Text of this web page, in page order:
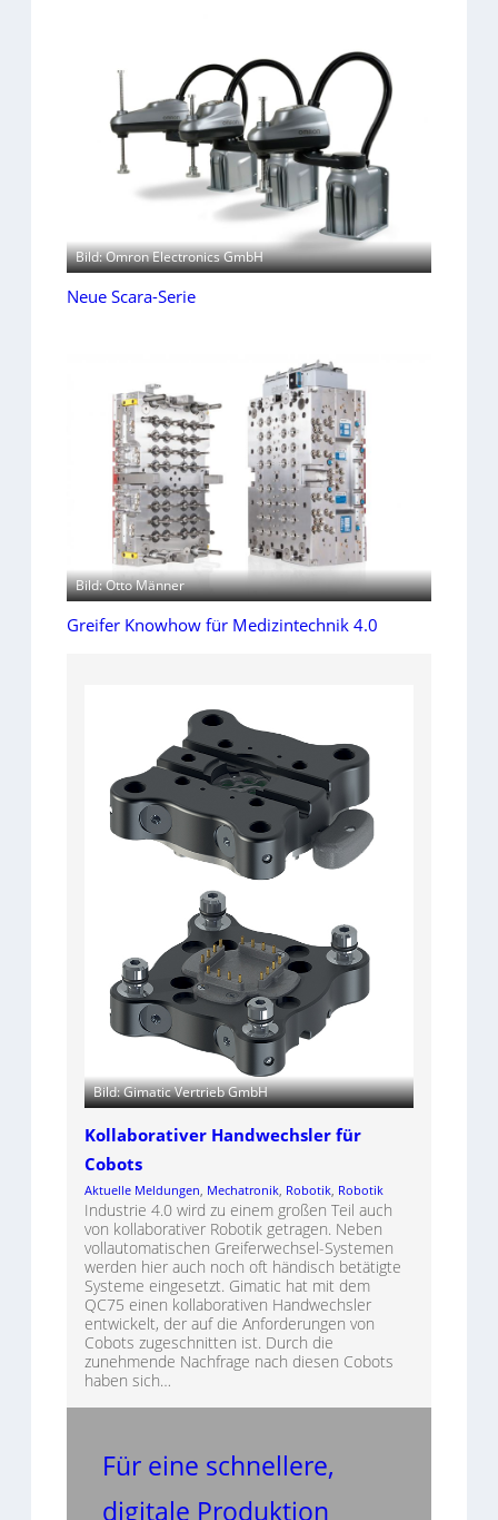
Bild: Omron Electronics GmbH
Neue Scara-Serie
Bild: Otto Männer
Greifer Knowhow für Medizintechnik 4.0
Bild: Gimatic Vertrieb GmbH
Kollaborativer Handwechsler für
Cobots
Aktuelle Meldungen, Mechatronik, Robotik, Robotik
Industrie 4.0 wird zu einem großen Teil auch
von kollaborativer Robotik getragen. Neben
vollautomatischen Greiferwechsel-Systemen
werden hier auch noch oft händisch betätigte
Systeme eingesetzt. Gimatic hat mit dem
QC75 einen kollaborativen Handwechsler
entwickelt, der auf die Anforderungen von
Cobots zugeschnitten ist. Durch die
zunehmende Nachfrage nach diesen Cobots
haben sich…
Für eine schnellere,
digitale Produktion